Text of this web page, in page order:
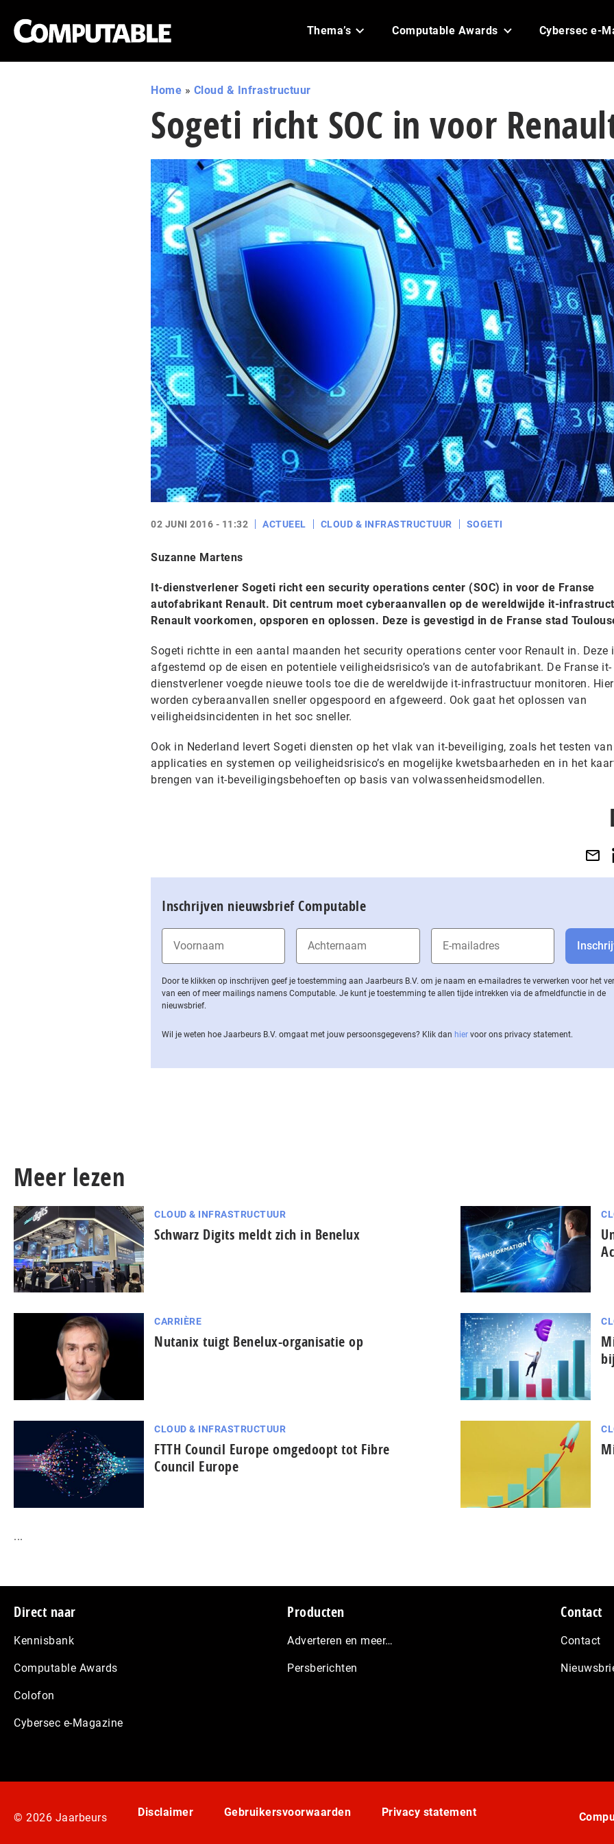
Thema’s Computable Awards Cybersec e-
Home » Cloud & Infrastructuur
Sogeti richt SOC in voor
02 JUNI 2016 - 11:32 ACTUEEL CLOUD & INFRASTRUCTUUR SOGETI
Suzanne Martens
It-dienstverlener Sogeti richt een security operations center (SOC) in voor de Franse
autofabrikant Renault. Dit centrum moet cyberaanvallen op de wereldwijde it-
Renault voorkomen, opsporen en oplossen. Deze is gevestigd in de Franse stad
Sogeti richtte in een aantal maanden het security operations center voor Renault in. Deze
afgestemd op de eisen en potentiele veiligheidsrisico’s van de autofabrikant. De Franse it-
dienstverlener voegde nieuwe tools toe die de wereldwijde it-infrastructuur monitoren.
worden cyberaanvallen sneller opgespoord en afgeweerd. Ook gaat het oplossen van
veiligheidsincidenten in het soc sneller.
Ook in Nederland levert Sogeti diensten op het vlak van it-beveiliging, zoals het testen van
applicaties en systemen op veiligheidsrisico’s en mogelijke kwetsbaarheden en in het
brengen van it-beveiligingsbehoeften op basis van volwassenheidsmodellen.
Inschrijven nieuwsbrief Computable
Door te klikken op inschrijven geef je toestemming aan Jaarbeurs B.V. om je naam en e-mailadres te verwerken voor het
van een of meer mailings namens Computable. Je kunt je toestemming te allen tijde intrekken via de af­meld­func­tie in de
nieuwsbrief.
Wil je weten hoe Jaarbeurs B.V. omgaat met jouw per­soons­ge­ge­vens? Klik dan hier voor ons privacy statement.
Meer lezen
CLOUD & INFRASTRUCTUUR
Schwarz Digits meldt zich in Benelux
CARRIÈRE
Nutanix tuigt Benelux-organisatie op
CLOUD & INFRASTRUCTUUR
FTTH Council Europe omgedoopt tot Fibre
Council Europe
...
Footer
Direct naar
Kennisbank
Computable Awards
Colofon
Cybersec e-Magazine
Producten
Adverteren en meer…
Persberichten
Contact
Contact
© 2026 Jaarbeurs Disclaimer Gebruikersvoorwaarden Privacy statement